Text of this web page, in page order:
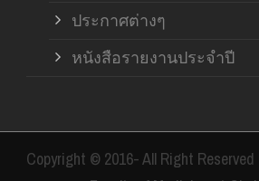
ประกาศต่างๆ
หนังสือรายงานประจำปี
Copyright © 2016- All Right Reserved